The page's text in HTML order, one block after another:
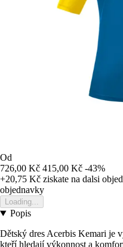
Od
726,00 Kč 415,00 Kč -43%
+20,75 Kč ziskate na dalsi
objednavky
Loading...
Popis
Dětský dres Acerbis Kemari je
kteří hledají výkonnost a